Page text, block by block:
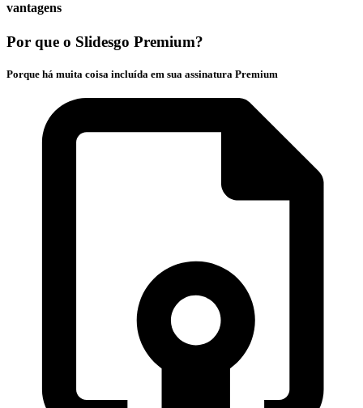
vantagens
Por que o Slidesgo Premium?
Porque há muita coisa incluída em sua assinatura Premium